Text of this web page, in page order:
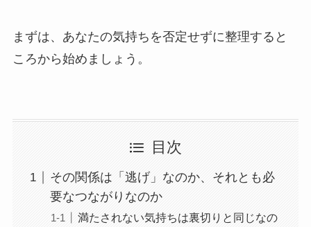
まずは、あなたの気持ちを否定せずに整理すると
ころから始めましょう。
目次
その関係は「逃げ」なのか、それとも必
要なつながりなのか
満たされない気持ちは裏切りと同じなの